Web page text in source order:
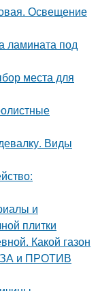
Освещение
ламината под
места для
Виды
и
плитки
Какой газон
ЗА и ПРОТИВ